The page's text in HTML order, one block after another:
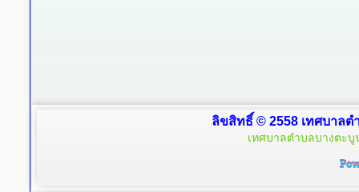
ลิขสิทธิ์ © 2558 เทศบาลต
เทศบาลตำบลบางตะบู